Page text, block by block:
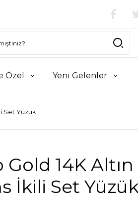
Özel Yeni Gelenler
Set Yüzük
Gold 14K
İkili Set